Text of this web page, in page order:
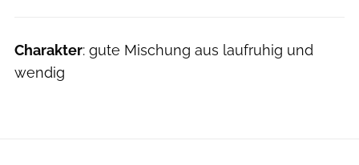
Charakter: gute Mischung aus laufruhig und
wendig